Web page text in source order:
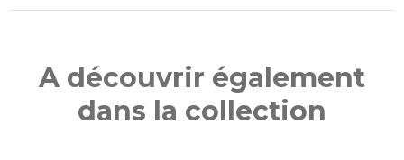
A découvrir également
dans la collection